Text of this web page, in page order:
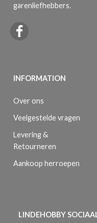
garenliefhebbers.
INFORMATION
Over ons
Veelgestelde vragen
Levering &
Retourneren
Aankoop herroepen
LINDEHOBBY